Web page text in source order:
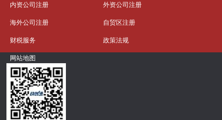
内资公司注册 外资公司注册
海外公司注册 自贸区注册
财税服务 政策法规
网站地图